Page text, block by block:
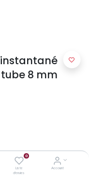
0
Liste
d'envies
Account
tube 8 mm